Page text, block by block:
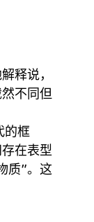
释说，
不同但
的框
在表型
质”。这